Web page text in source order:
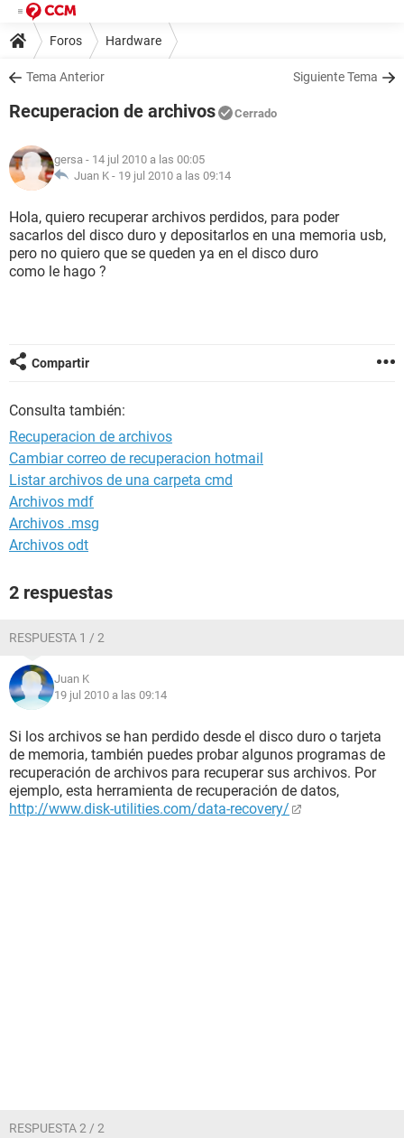
Foros Hardware
Tema Anterior Siguiente Tema
Recuperacion de archivos Cerrado
gersa - 14 jul 2010 a las 00:05
Juan K - 19 jul 2010 a las 09:14
Hola, quiero recuperar archivos perdidos, para poder
sacarlos del disco duro y depositarlos en una memoria usb,
pero no quiero que se queden ya en el disco duro
como le hago ?
Compartir
Consulta también:
Recuperacion de archivos
Cambiar correo de recuperacion hotmail
Listar archivos de una carpeta cmd
Archivos mdf
Archivos .msg
Archivos odt
2 respuestas
RESPUESTA 1 / 2
Juan K
19 jul 2010 a las 09:14
Si los archivos se han perdido desde el disco duro o tarjeta
de memoria, también puedes probar algunos programas de
recuperación de archivos para recuperar sus archivos. Por
ejemplo, esta herramienta de recuperación de datos,
http://www.disk-utilities.com/data-recovery/
RESPUESTA 2 / 2